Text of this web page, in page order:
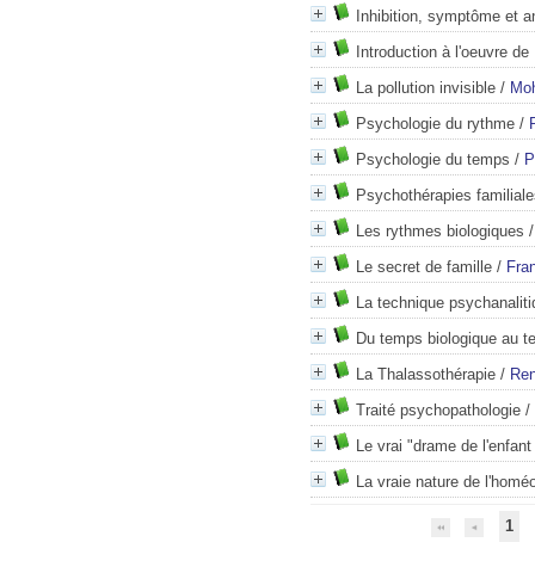
Inhibition, symptôme et
Introduction à l'oeuvre
La pollution invisible /
Psychologie du rythme /
Psychologie du temps /
Psychothérapies
Les rythmes biologiques
Le secret de famille /
La technique
Du temps biologique au
La Thalassothérapie /
Traité psychopathologie /
Le vrai "drame de
La vraie nature de
1